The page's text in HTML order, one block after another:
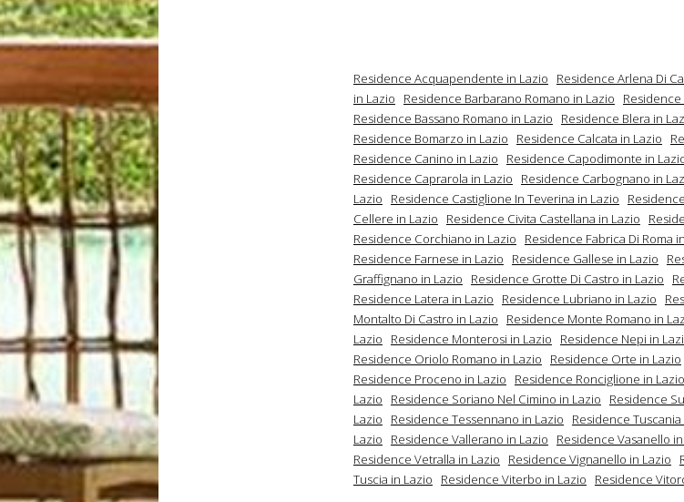
Residence Acquapendente in Lazio Residence Arlena Di
in Lazio
Residence Barbarano Romano in Lazio
Residence
Residence Bassano Romano in Lazio
Residence Blera in
Residence Bomarzo in Lazio
Residence Calcata in Lazio
Residence Canino in Lazio
Residence Capodimonte in
Residence Caprarola in Lazio
Residence Carbognano in
Lazio
Residence Castiglione In Teverina in Lazio
Cellere in Lazio
Residence Civita Castellana in Lazio
Residence Corchiano in Lazio
Residence Fabrica Di Roma
Residence Farnese in Lazio
Residence Gallese in Lazio
Graffignano in Lazio
Residence Grotte Di Castro in Lazio
Residence Latera in Lazio
Residence Lubriano in Lazio
Montalto Di Castro in Lazio
Residence Monte Romano in
Lazio
Residence Monterosi in Lazio Residence Nepi in
Residence Oriolo Romano in Lazio
Residence Orte in Lazio
Residence Proceno in Lazio
Residence Ronciglione in Lazio
Lazio
Residence Soriano Nel Cimino in Lazio Residence
Lazio
Residence Tessennano in Lazio Residence
Lazio
Residence Vallerano in Lazio Residence Vasanello
Residence Vetralla in Lazio
Residence Vignanello in Lazio
Tuscia in Lazio
Residence Viterbo in Lazio Residence